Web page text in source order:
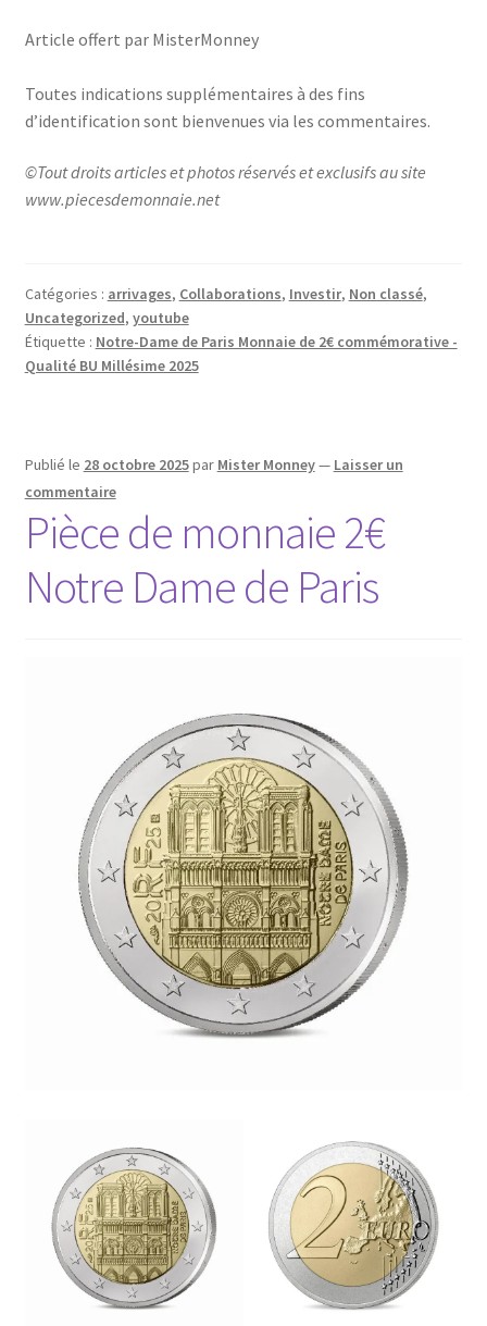
Article offert par MisterMonney
Toutes indications supplémentaires à des fins
d’identification sont bienvenues via les commentaires.
©Tout droits articles et photos réservés et exclusifs au site
www.piecesdemonnaie.net
Catégories : arrivages, Collaborations, Investir, Non classé,
Uncategorized, youtube
Étiquette : Notre-Dame de Paris Monnaie de 2€ commémorative -
Qualité BU Millésime 2025
Publié le 28 octobre 2025par Mister Monney— Laisser un
commentaire
Pièce de monnaie 2€
Notre Dame de Paris